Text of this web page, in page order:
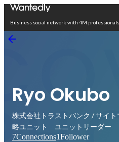
Business social network with 4M professionals
Ryo Okubo
株式会社トラストバンク / サイ
略ユニット ユニットリーダー
7Connections1Follower